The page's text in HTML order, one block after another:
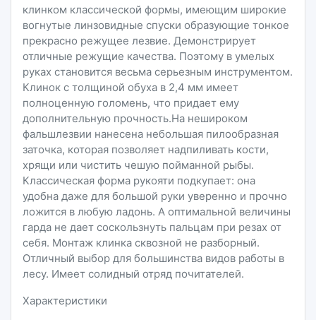
клинком классической формы, имеющим широкие
вогнутые линзовидные спуски образующие тонкое
прекрасно режущее лезвие. Демонстрирует
отличные режущие качества. Поэтому в умелых
руках становится весьма серьезным инструментом.
Клинок с толщиной обуха в 2,4 мм имеет
полноценную голомень, что придает ему
дополнительную прочность.На нешироком
фальшлезвии нанесена небольшая пилообразная
заточка, которая позволяет надпиливать кости,
хрящи или чистить чешую пойманной рыбы.
Классическая форма рукояти подкупает: она
удобна даже для большой руки уверенно и прочно
ложится в любую ладонь. А оптимальной величины
гарда не дает соскользнуть пальцам при резах от
себя. Монтаж клинка сквозной не разборный.
Отличный выбор для большинства видов работы в
лесу. Имеет солидный отряд почитателей.
Характеристики